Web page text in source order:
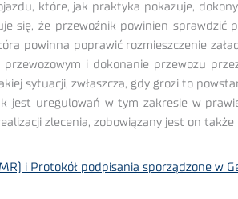
które, jak praktyka pokazuje,
się, że przewoźnik powinien sprawdzić
powinna poprawić rozmieszczenie
i dokonanie przewozu
sytuacji, zwłaszcza, gdy grozi to
jest uregulowań w tym zakresie w
zlecenia, zobowiązany jest on także
i Protokół podpisania sporządzone w